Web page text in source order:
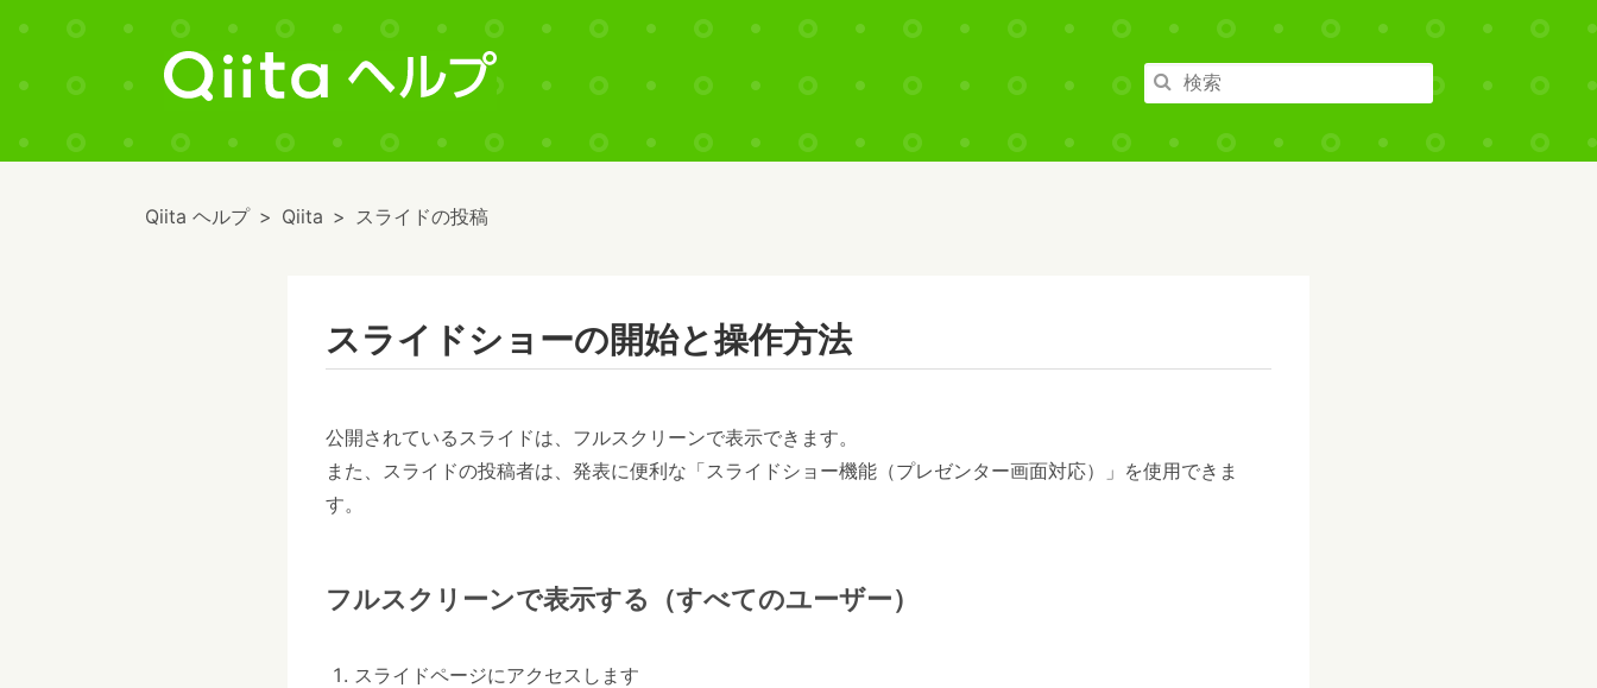
Qiita ヘルプ Qiita スライドの投稿
スライドショーの開始と操作方法
公開されているスライドは、フルスクリーンで表示できます。
また、スライドの投稿者は、発表に便利な「スライドショー機能（プレゼンター画面対応）」を使用できま
す。
フルスクリーンで表示する（すべてのユーザー）
スライドページにアクセスします